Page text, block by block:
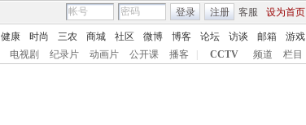
客服 设为首页
登录 注册
健康 时尚 三农 商城 社区 微博 博客 论坛 访谈 邮箱
游戏
电视剧 纪录片 动画片 公开课 播客 CCTV 频道 栏目